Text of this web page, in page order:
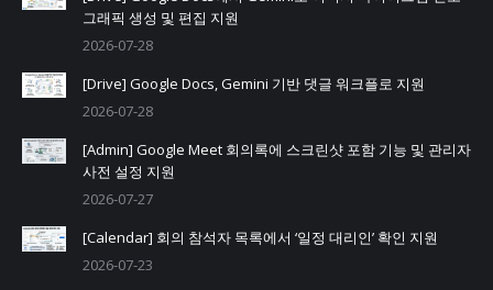
그래픽 생성 및 편집 지원
2026-07-28
[Drive] Google Docs, Gemini 기반 댓글 워크플로 지원
2026-07-28
[Admin] Google Meet 회의록에 스크린샷 포함 기능 및 관리자
사전 설정 지원
2026-07-27
[Calendar] 회의 참석자 목록에서 ‘일정 대리인’ 확인 지원
2026-07-23